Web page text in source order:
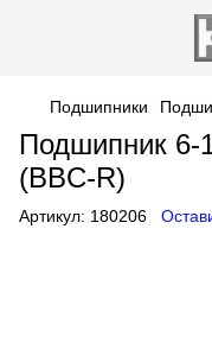
Подшипники
Подшипник 6-
(BBC-R)
Артикул: 180206